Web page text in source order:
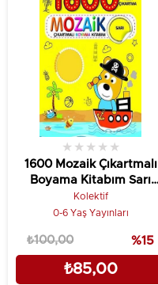
1600 Mozaik Çıkartmalı
Boyama Kitabım Sarı
Kitap
★ ★ ★ ★ ★
Kolektif
0-6 Yaş Yayınları
₺85,00
₺100,00 %15